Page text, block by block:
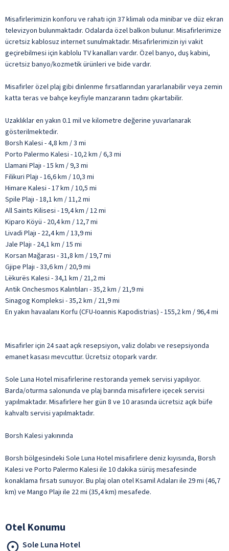
Misafirlerimizin konforu ve rahatı için 37 klimalı oda minibar ve düz ekran
televizyon bulunmaktadır. Odalarda özel balkon bulunur. Misafirlerimize
ücretsiz kablosuz internet sunulmaktadır. Misafirlerimizin iyi vakit
geçirebilmesi için kablolu TV kanalları vardır. Özel banyo, duş kabini,
ücretsiz banyo/kozmetik ürünleri ve bide vardır.
Misafirler özel plaj gibi dinlenme fırsatlarından yararlanabilir veya zemin
katta teras ve bahçe keyfiyle manzaranın tadını çıkartabilir.
Uzaklıklar en yakın 0.1 mil ve kilometre değerine yuvarlanarak
gösterilmektedir.
Borsh Kalesi - 4,8 km / 3 mi
Porto Palermo Kalesi - 10,2 km / 6,3 mi
Llamani Plajı - 15 km / 9,3 mi
Filikuri Plajı - 16,6 km / 10,3 mi
Himare Kalesi - 17 km / 10,5 mi
Spile Plajı - 18,1 km / 11,2 mi
All Saints Kilisesi - 19,4 km / 12 mi
Kiparo Köyü - 20,4 km / 12,7 mi
Livadi Plajı - 22,4 km / 13,9 mi
Jale Plajı - 24,1 km / 15 mi
Korsan Mağarası - 31,8 km / 19,7 mi
Gjipe Plajı - 33,6 km / 20,9 mi
Lëkurës Kalesi - 34,1 km / 21,2 mi
Antik Onchesmos Kalıntıları - 35,2 km / 21,9 mi
Sinagog Kompleksi - 35,2 km / 21,9 mi
En yakın havaalanı Korfu (CFU-Ioannis Kapodistrias) - 155,2 km / 96,4 mi
Misafirler için 24 saat açık resepsiyon, valiz dolabı ve resepsiyonda
emanet kasası mevcuttur. Ücretsiz otopark vardır.
Sole Luna Hotel misafirlerine restoranda yemek servisi yapılıyor.
Barda/oturma salonunda ve plaj barında misafirlere içecek servisi
yapılmaktadır. Misafirlere her gün 8 ve 10 arasında ücretsiz açık büfe
kahvaltı servisi yapılmaktadır.
Borsh Kalesi yakınında
Borsh bölgesindeki Sole Luna Hotel misafirlere deniz kıyısında, Borsh
Kalesi ve Porto Palermo Kalesi ile 10 dakika sürüş mesafesinde
konaklama fırsatı sunuyor. Bu plaj olan otel Ksamil Adaları ile 29 mi (46,7
km) ve Mango Plajı ile 22 mi (35,4 km) mesafede.
Otel Konumu
Sole Luna Hotel